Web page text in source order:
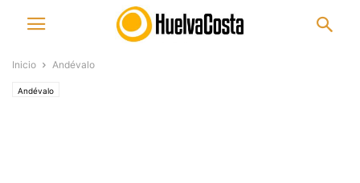
Inicio Andévalo
Andévalo